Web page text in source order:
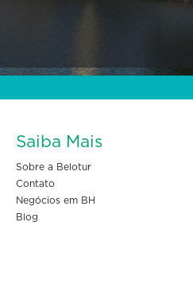
Saiba Mais
Sobre a Belotur
Contato
Negócios em BH
Blog